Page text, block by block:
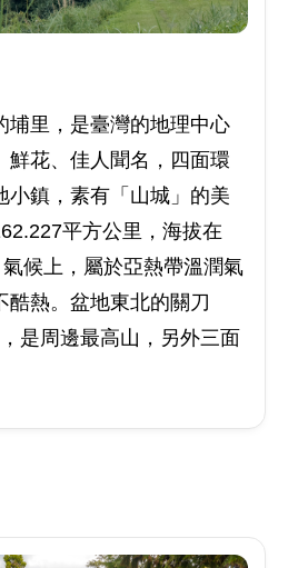
埔里，是臺灣的地理中心
鮮花、佳人聞名，四面環
小鎮，素有「山城」的美
平方公里，海拔在
候上，屬於亞熱帶溫潤氣
酷熱。盆地東北的關刀
是周邊最高山，另外三面